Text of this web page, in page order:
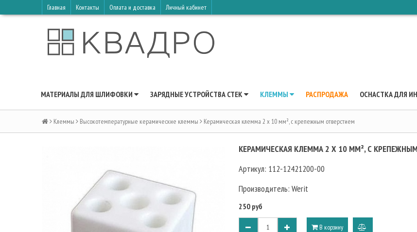
Главная Контакты Оплата и доставка Личный кабинет
МАТЕРИАЛЫ ДЛЯ ШЛИФОВКИ ЗАРЯДНЫЕ УСТРОЙСТВА CTEK КЛЕММЫ РАСПРОДАЖА ОСНАСТКА ДЛЯ
Клеммы Высокотемпературные керамические клеммы Керамическая клемма 2 х 10 мм², с крепежным отверстием
КЕРАМИЧЕСКАЯ КЛЕММА 2 Х 10 ММ², С
Артикул: 112-12421200-00
Производитель: Werit
250 руб
В корзину